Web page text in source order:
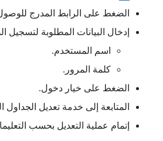
الضغط على الرابط المدرج
إدخال البيانات المطلوبة لتسجيل
اسم المستخدم.
كلمة المرور.
الضغط على خيار دخول.
المتابعة إلى خدمة تعديل الجداول
إتمام عملية التعديل بحسب